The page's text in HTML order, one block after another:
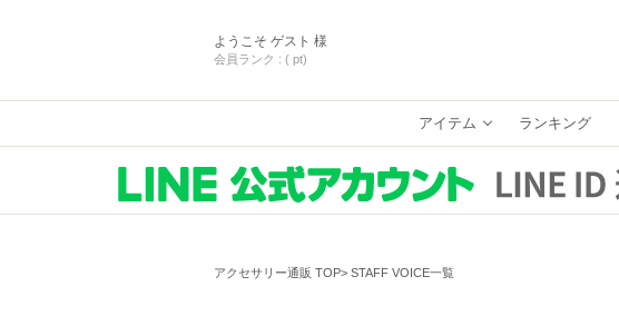
ようこそ ゲスト 様
会員ランク : ( pt)
アイテム ランキング
アクセサリー通販 TOP STAFF VOICE一覧